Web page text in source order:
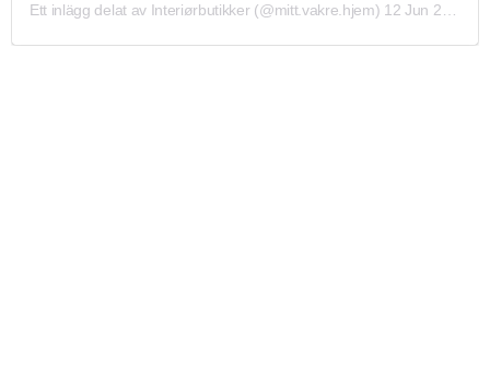
Ett inlägg delat av Interiørbutikker (@mitt.vakre.hjem) 12 Jun 2020 kl. 12:50 PDT